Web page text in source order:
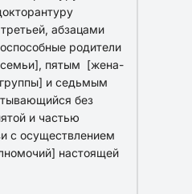
абзацами
родители
семьи], пятым [жена-
и седьмым
без
и частью
с осуществлением
настоящей